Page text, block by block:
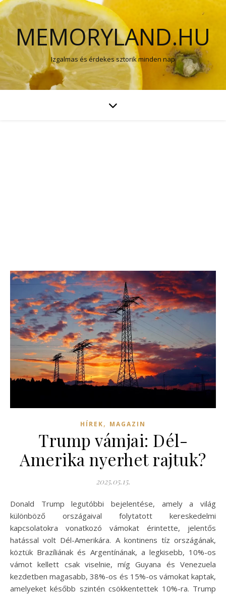
MEMORYLAND.HU
Izgalmas és érdekes sztorik minden nap
HÍREK, MAGAZIN
Trump vámjai: Dél-
Amerika nyerhet rajtuk?
2025.05.15.
Donald Trump legutóbbi bejelentése, amely a világ
különböző országaival folytatott kereskedelmi
kapcsolatokra vonatkozó vámokat érintette, jelentős
hatással volt Dél-Amerikára. A kontinens tíz országának,
köztük Brazíliának és Argentínának, a legkisebb, 10%-os
vámot kellett csak viselnie, míg Guyana és Venezuela
kezdetben magasabb, 38%-os és 15%-os vámokat kaptak,
amelyeket később szintén csökkentettek 10%-ra. Trump